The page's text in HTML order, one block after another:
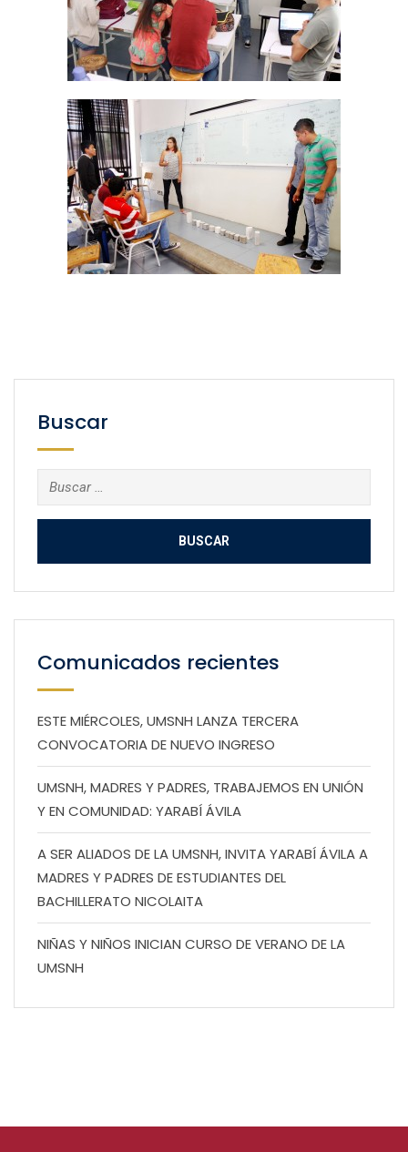
Buscar
Buscar:
Comunicados recientes
ESTE MIÉRCOLES, UMSNH LANZA TERCERA
CONVOCATORIA DE NUEVO INGRESO
UMSNH, MADRES Y PADRES, TRABAJEMOS EN UNIÓN
Y EN COMUNIDAD: YARABÍ ÁVILA
A SER ALIADOS DE LA UMSNH, INVITA YARABÍ ÁVILA A
MADRES Y PADRES DE ESTUDIANTES DEL
BACHILLERATO NICOLAITA
NIÑAS Y NIÑOS INICIAN CURSO DE VERANO DE LA
UMSNH